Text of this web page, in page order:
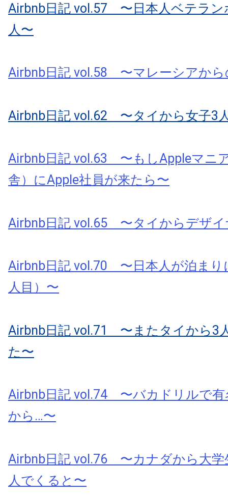
Airbnb日記 vol.57 〜日本人ベテラン
人〜
Airbnb日記 vol.58 〜マレーシアから
Airbnb日記 vol.62 〜タイから女子3
Airbnb日記 vol.63 〜もしAppleマニ
舎）にApple社員が来たら〜
Airbnb日記 vol.65 〜タイからデザイ
Airbnb日記 vol.70 〜日本人が泊まり
人目）〜
Airbnb日記 vol.71 〜またタイから3
た〜
Airbnb日記 vol.74 〜バカドリルで有
から…〜
Airbnb日記 vol.76 〜カナダから大学
人でくると〜